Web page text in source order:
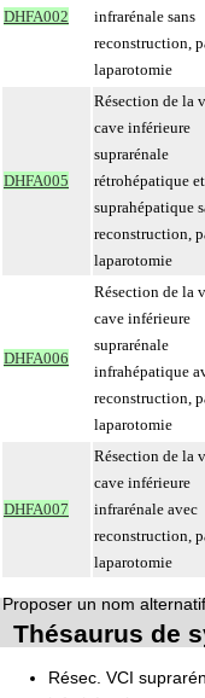
DHFA002
infrarénale sans
reconstruction,
laparotomie
DHFA005
Résection de la
cave inférieure
suprarénale
rétrohépatique
suprahépatique
reconstruction,
laparotomie
DHFA006
Résection de la
cave inférieure
suprarénale
infrahépatique
reconstruction,
laparotomie
DHFA007
Résection de la
cave inférieure
infrarénale avec
reconstruction,
laparotomie
Proposer un nom
Thésaurus de
Résec. VCI